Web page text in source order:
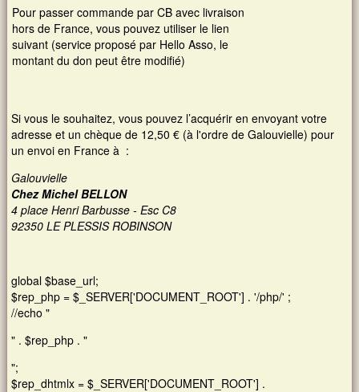
Pour passer commande par CB avec livraison
hors de France, vous pouvez utiliser le lien
suivant (service proposé par Hello Asso, le
montant du don peut être modifié)
Si vous le souhaitez, vous pouvez l’acquérir en envoyant votre
adresse et un chèque de 12,50 € (à l'ordre de Galouvielle) pour
un envoi en France à :
Galouvielle
Chez Michel BELLON
4 place Henri Barbusse - Esc C8
92350 LE PLESSIS ROBINSON
global $base_url;
$rep_php = $_SERVER['DOCUMENT_ROOT'] . '/php/' ;
//echo "
" . $rep_php . "
";
$rep_dhtmlx = $_SERVER['DOCUMENT_ROOT'] .